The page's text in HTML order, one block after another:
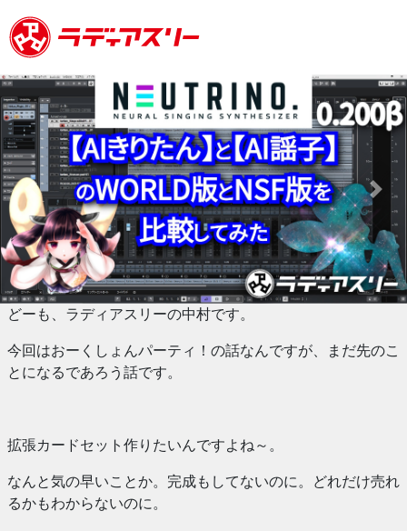
Previous Next
どーも、ラディアスリーの中村です。
今回はおーくしょんパーティ！の話なんですが、まだ先のこ
とになるであろう話です。
拡張カードセット作りたいんですよね～。
なんと気の早いことか。完成もしてないのに。どれだけ売れ
るかもわからないのに。